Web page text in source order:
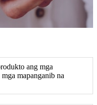
ang mga
mapanganib na